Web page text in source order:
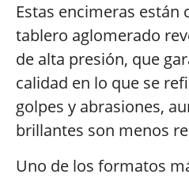
Estas encimeras
tablero aglomerado
de alta presión, que
calidad en lo que se
golpes y abrasiones,
brillantes son menos
Uno de los formatos